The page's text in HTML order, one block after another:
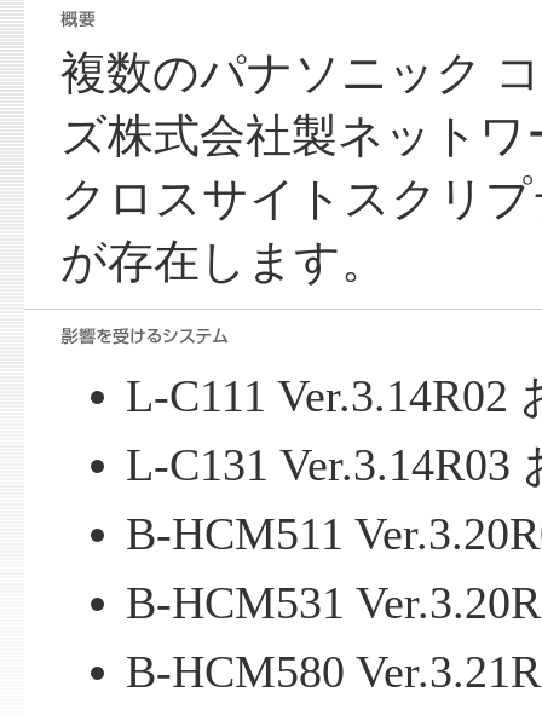
複数のパナソニック
ズ株式会社製ネット
クロスサイトスクリ
が存在します。
L-C111
L-C131
B-HCM511
B-HCM531
B-HCM580